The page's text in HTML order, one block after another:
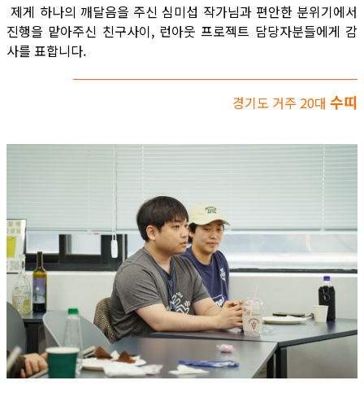
제게 하나의 깨달음을 주신 심미섭 작가님과 편안한 분위기에서
진행을 맡아주신 친구사이, 런아웃 프로젝트 담당자분들에게 감
사를 표합니다.
경기도 거주 20대 수띠